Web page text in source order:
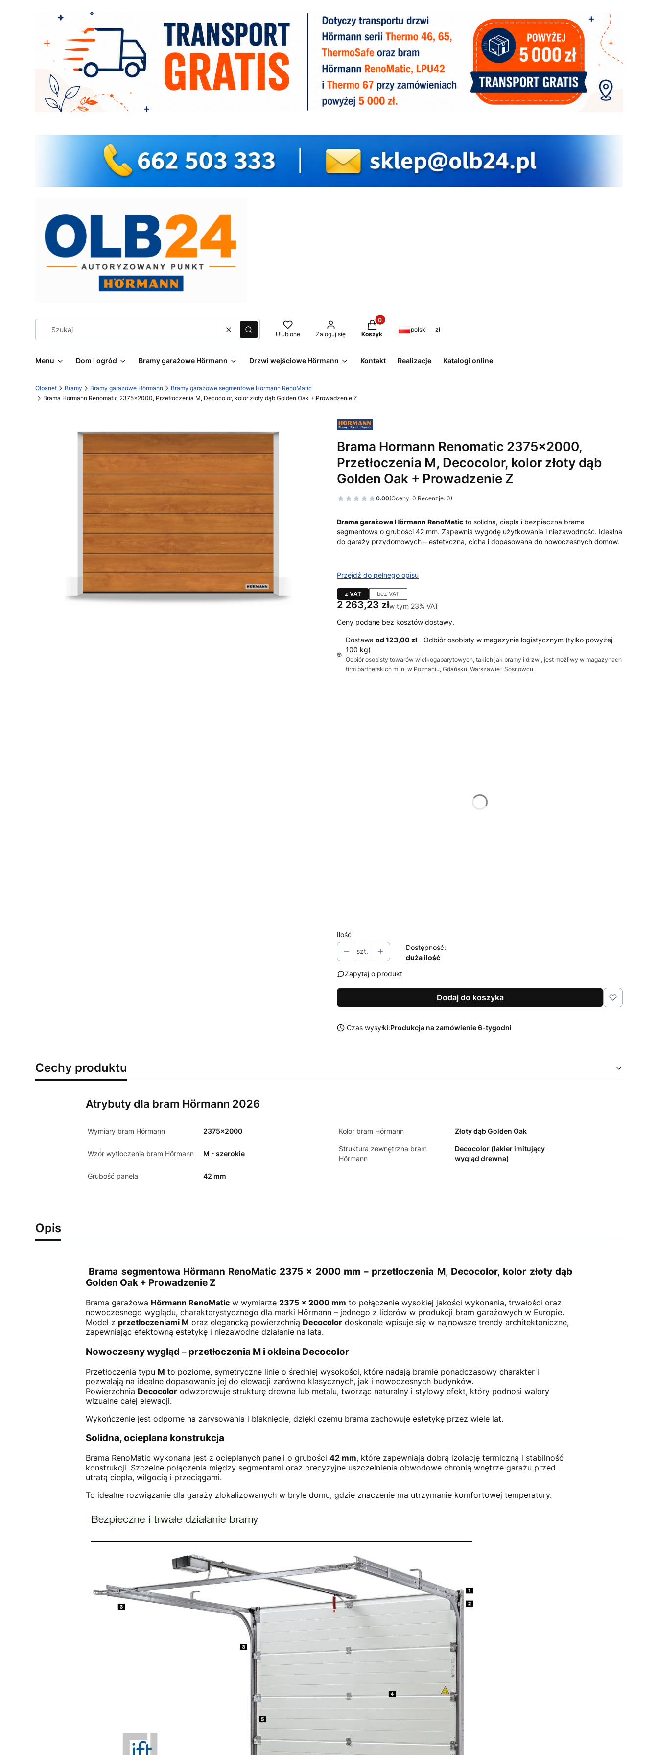
WyczyśćSzukaj Ulubione Zaloguj się
Produkty w koszyku: 0. Zobacz szczegóły
Koszyk
polski zł
Menu Dom i ogród Bramy garażowe Hörmann Drzwi wejściowe Hörmann Kontakt Realizacje Katalogi online
Olbanet Bramy Bramy garażowe Hörmann
Bramy garażowe segmentowe Hörmann RenoMatic
Brama Hormann Renomatic 2375x2000, Przetłoczenia M, Decocolor, kolor złoty dąb Golden Oak + Prowadzenie Z
Brama Hormann Renomatic 2375x2000,
Przetłoczenia M, Decocolor, kolor złoty dąb
Golden Oak + Prowadzenie Z
0.00(Oceny: 0 Recenzje: 0)
Brama garażowa Hörmann RenoMatic to solidna, ciepła i bezpieczna brama
segmentowa o grubości 42 mm. Zapewnia wygodę użytkowania i niezawodność. Idealna
do garaży przydomowych – estetyczna, cicha i dopasowana do nowoczesnych domów.
Przejdź do pełnego opisu
z VAT bez VAT
Cena
2 263,23 złw tym 23% VAT
w tym 23% VAT
Ceny podane bez kosztów dostawy.
Dostawa od 123,00 zł - Odbiór osobisty w magazynie logistycznym (tylko powyżej
100 kg)
Odbiór osobisty towarów wielkogabarytowych, takich jak bramy i drzwi, jest możliwy w magazynach
firm partnerskich m.in. w Poznaniu, Gdańsku, Warszawie i Sosnowcu.
Ilość
szt.
Dostępność:
duża ilość
Zapytaj o produkt
Dodaj do koszyka
Czas wysyłki:Produkcja na zamówienie 6-tygodni
Cechy produktu
Atrybuty dla bram Hörmann 2026
Wymiary bram Hörmann 2375x2000 Kolor bram Hörmann Złoty dąb Golden Oak
Wzór wytłoczenia bram Hörmann M - szerokie
Struktura zewnętrzna bram
Hörmann
Decocolor (lakier imitujący
wygląd drewna)
Grubość panela 42 mm
Opis
Brama segmentowa Hörmann RenoMatic 2375 × 2000 mm – przetłoczenia M, Decocolor, kolor złoty dąb
Golden Oak + Prowadzenie Z
Brama garażowa Hörmann RenoMaticw wymiarze 2375 × 2000 mm to połączenie wysokiej jakości wykonania, trwałości oraz
nowoczesnego wyglądu, charakterystycznego dla marki Hörmann – jednego z liderów w produkcji bram garażowych w Europie.
Model z przetłoczeniami M oraz elegancką powierzchnią Decocolordoskonale wpisuje się w najnowsze trendy architektoniczne,
zapewniając efektowną estetykę i niezawodne działanie na lata.
Nowoczesny wygląd – przetłoczenia M i okleina Decocolor
Przetłoczenia typu M to poziome, symetryczne linie o średniej wysokości, które nadają bramie ponadczasowy charakter i
pozwalają na idealne dopasowanie jej do elewacji zarówno klasycznych, jak i nowoczesnych budynków.
Powierzchnia Decocolorodwzorowuje strukturę drewna lub metalu, tworząc naturalny i stylowy efekt, który podnosi walory
wizualne całej elewacji.
Wykończenie jest odporne na zarysowania i blaknięcie, dzięki czemu brama zachowuje estetykę przez wiele lat.
Solidna, ocieplana konstrukcja
Brama RenoMatic wykonana jest z ocieplanych paneli o grubości 42 mm, które zapewniają dobrą izolację termiczną i stabilność
konstrukcji. Szczelne połączenia między segmentami oraz precyzyjne uszczelnienia obwodowe chronią wnętrze garażu przed
utratą ciepła, wilgocią i przeciągami.
To idealne rozwiązanie dla garaży zlokalizowanych w bryle domu, gdzie znaczenie ma utrzymanie komfortowej temperatury.